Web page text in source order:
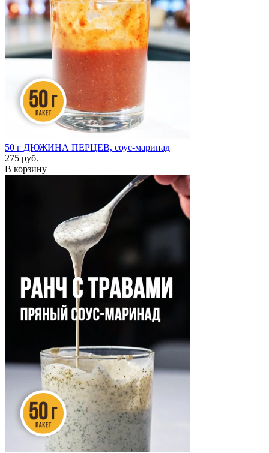
50 г ДЮЖИНА ПЕРЦЕВ, соус-маринад
275 руб.
В корзину